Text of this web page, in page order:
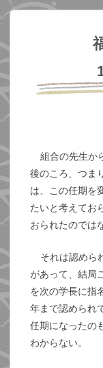
組合の先生か
後のころ、つま
は、この任期を
たいと考えてお
おられたのでは
それは認めら
があって、結局
を次の学長に指
年まで認められ
任期になったの
わからない。